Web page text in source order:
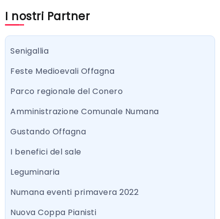
I nostri Partner
Senigallia
Feste Medioevali Offagna
Parco regionale del Conero
Amministrazione Comunale Numana
Gustando Offagna
I benefici del sale
Leguminaria
Numana eventi primavera 2022
Nuova Coppa Pianisti